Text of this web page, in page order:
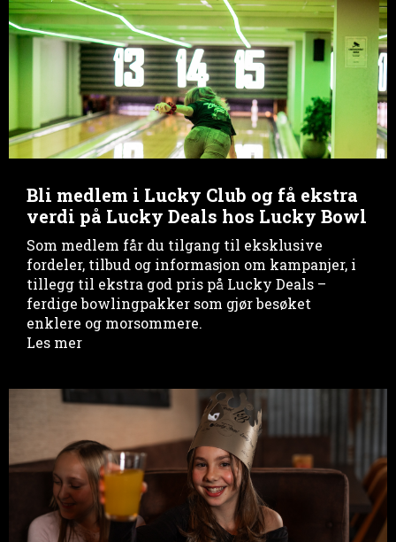
Bli medlem i Lucky Club og få ekstra
verdi på Lucky Deals hos Lucky Bowl
Som medlem får du tilgang til eksklusive
fordeler, tilbud og informasjon om kampanjer, i
tillegg til ekstra god pris på Lucky Deals –
ferdige bowlingpakker som gjør besøket
enklere og morsommere.
Les mer